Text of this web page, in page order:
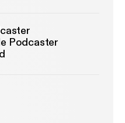
Podcaster